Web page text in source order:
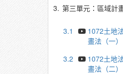
3. 第三單元：區域計
3.1
1072土地
畫法（一）
3.2
1072土地
畫法（二）